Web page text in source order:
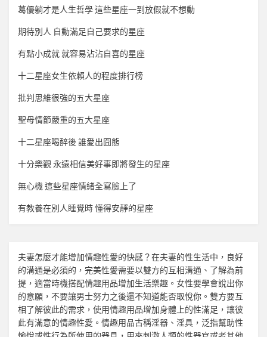
葛優躺才是人生哲學 這些星座一到放假就不想動
期待別人 自動滿足自己要求的星座
有點小成就 就容易沾沾自喜的星座
十二星座女生依賴人的程度排行榜
批判思維很強的五大星座
聖母情節嚴重的五大星座
十二星座喝醉後 誰愛出囧態
十分樂觀 永遠相信美好事即將發生的星座
無心機 這些星座情緒全寫臉上了
有教養在別人睡覺時 懂得安靜的星座
夫妻怎麼才能增加情趣性愛的快感？在夫妻的性生活中，良好
的溝通是必須的，完美性愛需要以雙方的互相溝通、了解為前
提，適當時機搭配情趣用品增加生活樂趣。女性要學會說出你
的意願，不要讓男士努力之後還不知道能否取悅你。雙方要互
相了解彼此的需求，使用情趣用品增加身體上的性滿足，讓彼
此有滿意的情趣性愛。 情趣用品古稱淫器、淫具，泛指幫助性